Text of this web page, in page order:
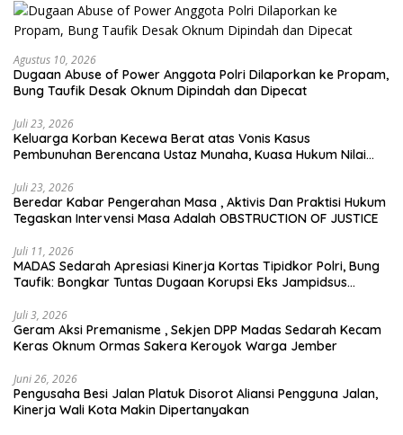
Agustus 10, 2026
Dugaan Abuse of Power Anggota Polri Dilaporkan ke Propam,
Bung Taufik Desak Oknum Dipindah dan Dipecat
Juli 23, 2026
Keluarga Korban Kecewa Berat atas Vonis Kasus
Pembunuhan Berencana Ustaz Munaha, Kuasa Hukum Nilai
Juli 23, 2026
Beredar Kabar Pengerahan Masa , Aktivis Dan Praktisi Hukum
Tegaskan Intervensi Masa Adalah OBSTRUCTION OF JUSTICE
Juli 11, 2026
MADAS Sedarah Apresiasi Kinerja Kortas Tipidkor Polri, Bung
Taufik: Bongkar Tuntas Dugaan Korupsi Eks Jampidsus
Juli 3, 2026
Geram Aksi Premanisme , Sekjen DPP Madas Sedarah Kecam
Keras Oknum Ormas Sakera Keroyok Warga Jember
Juni 26, 2026
Pengusaha Besi Jalan Platuk Disorot Aliansi Pengguna Jalan,
Kinerja Wali Kota Makin Dipertanyakan